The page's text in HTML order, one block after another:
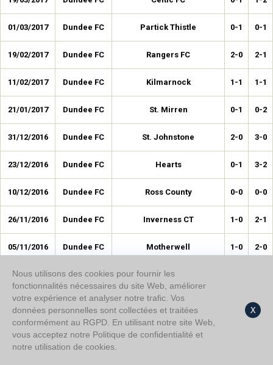
01/03/2017 Dundee FC Partick Thistle 0-1 0-1
19/02/2017 Dundee FC Rangers FC 2-0 2-1
11/02/2017 Dundee FC Kilmarnock 1-1 1-1
21/01/2017 Dundee FC St. Mirren 0-1 0-2
31/12/2016 Dundee FC St. Johnstone 2-0 3-0
23/12/2016 Dundee FC Hearts 0-1 3-2
10/12/2016 Dundee FC Ross County 0-0 0-0
26/11/2016 Dundee FC Inverness CT 1-0 2-1
05/11/2016 Dundee FC Motherwell 1-0 2-0
26/10/2016 Dundee FC Partick Thistle
01/10/2016 Dundee FC Celtic FC 0-1
Dundee FC Aberdeen
Nous utilisons des cookies pour fournir les
fonctionnalités nécessaires du site Web, améliorer
votre expérience et analyser notre trafic. Vos
données personnelles sont collectées et traitées
conformément au RGPD. En utilisant notre site Web,
vous acceptez notre Politique de confidentialité et
notre utilisation de cookies.
X